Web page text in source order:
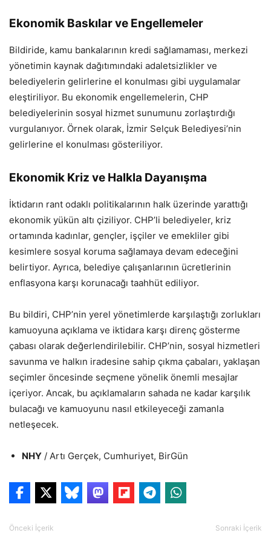
Ekonomik Baskılar ve Engellemeler
Bildiride, kamu bankalarının kredi sağlamaması, merkezi
yönetimin kaynak dağıtımındaki adaletsizlikler ve
belediyelerin gelirlerine el konulması gibi uygulamalar
eleştiriliyor. Bu ekonomik engellemelerin, CHP
belediyelerinin sosyal hizmet sunumunu zorlaştırdığı
vurgulanıyor. Örnek olarak, İzmir Selçuk Belediyesi’nin
gelirlerine el konulması gösteriliyor.
Ekonomik Kriz ve Halkla Dayanışma
İktidarın rant odaklı politikalarının halk üzerinde yarattığı
ekonomik yükün altı çiziliyor. CHP’li belediyeler, kriz
ortamında kadınlar, gençler, işçiler ve emekliler gibi
kesimlere sosyal koruma sağlamaya devam edeceğini
belirtiyor. Ayrıca, belediye çalışanlarının ücretlerinin
enflasyona karşı korunacağı taahhüt ediliyor.
Bu bildiri, CHP’nin yerel yönetimlerde karşılaştığı zorlukları
kamuoyuna açıklama ve iktidara karşı direnç gösterme
çabası olarak değerlendirilebilir. CHP’nin, sosyal hizmetleri
savunma ve halkın iradesine sahip çıkma çabaları, yaklaşan
seçimler öncesinde seçmene yönelik önemli mesajlar
içeriyor. Ancak, bu açıklamaların sahada ne kadar karşılık
bulacağı ve kamuoyunu nasıl etkileyeceği zamanla
netleşecek.
NHY / Artı Gerçek, Cumhuriyet, BirGün
Önceki İçerik Sonraki İçerik